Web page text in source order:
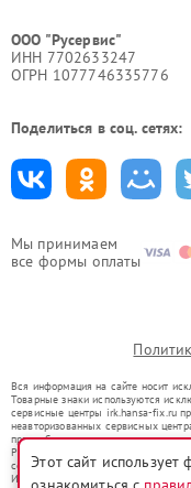
Мы принимаем
все формы оплаты
ООО "Русервис"
ИНН 7702633247
ОГРН 1077746335776
Поделиться в соц. сетях:
Вся информация на сайте носит
Товарные знаки используются
сервисные центры irk.hansa-fix.ru
неавторизованных сервисных
правообладателями товарных
Ремонт осуществляется для
со статьей 1487 ГК РФ.
Использование товарных знаков не
Этот сайт